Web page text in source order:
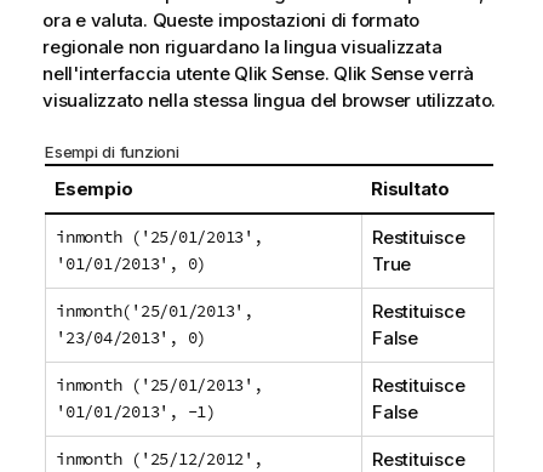
ora e valuta. Queste impostazioni di formato
regionale non riguardano la lingua visualizzata
nell'interfaccia utente Qlik Sense. Qlik Senseverrà
visualizzato nella stessa lingua del browser utilizzato.
Esempi di funzioni
Esempio Risultato
inmonth ('25/01/2013',
'01/01/2013', 0)
Restituisce
True
inmonth('25/01/2013',
'23/04/2013', 0)
Restituisce
False
inmonth ('25/01/2013',
'01/01/2013', -1)
Restituisce
False
inmonth ('25/12/2012',
Restituisce